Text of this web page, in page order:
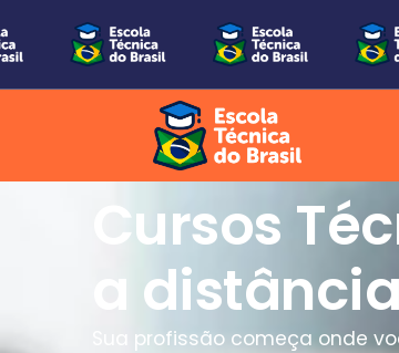
Cursos
a
Sua profissão começa onde